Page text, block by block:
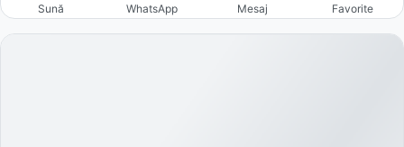
Sună WhatsApp Mesaj Favorite